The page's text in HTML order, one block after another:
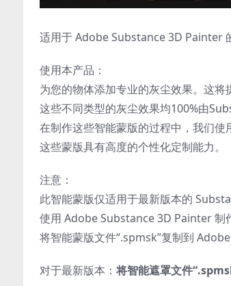
适用于 Adob​​e Substance 3D Painter
使用本产品：
为您的物体添加专业的灰尘效果。这将
这些不同类型的灰尘效果均100%由
在制作这些智能蒙版的过程中，我们使
这些蒙版具有高度的个性化定制能力。
注意：
此智能蒙版仅适用于最新版本的
使用 Adob​​e Substance 3D Painter 制
将智能蒙版文件“.spmsk”复制到
对于最新版本：将智能遮罩文件